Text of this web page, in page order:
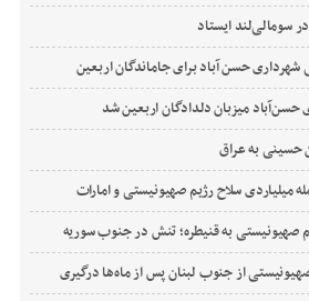
سومالی‌لند ایستاد
حسن‌ آباد برای جاماندگان اربعین
میزبان دلدادگان اربعین شد
میلیاردی سلاح رژیم صهیونیستی و امارات
صهیونیستی به قنیطره؛ تنش در جنوب سوریه